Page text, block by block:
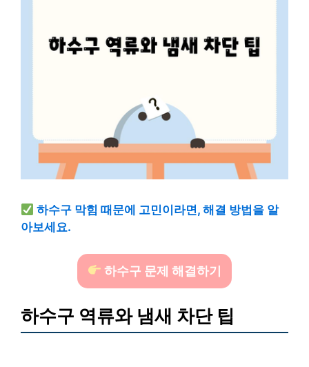
하수구 막힘 때문에 고민이라면, 해결 방법을 알
아보세요.
하수구 문제 해결하기
하수구 역류와 냄새 차단 팁